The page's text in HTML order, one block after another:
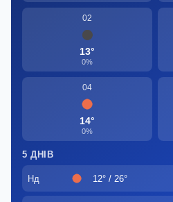
02
13°
0%
04
14°
0%
5 ДНІВ
Нд 12° / 26°